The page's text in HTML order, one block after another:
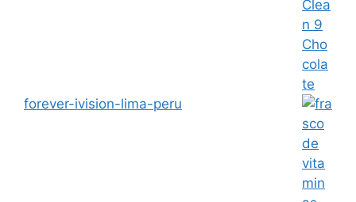
forever-ivision-lima-peru